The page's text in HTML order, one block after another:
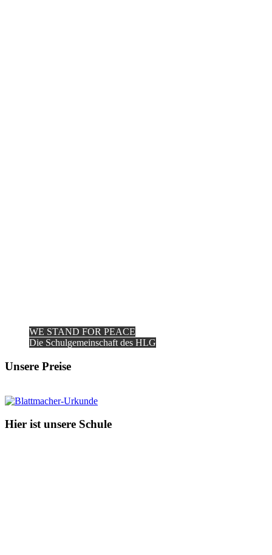
WE STAND FOR PEACE
Die Schulgemeinschaft des HLG
Unsere Preise
Hier ist unsere Schule